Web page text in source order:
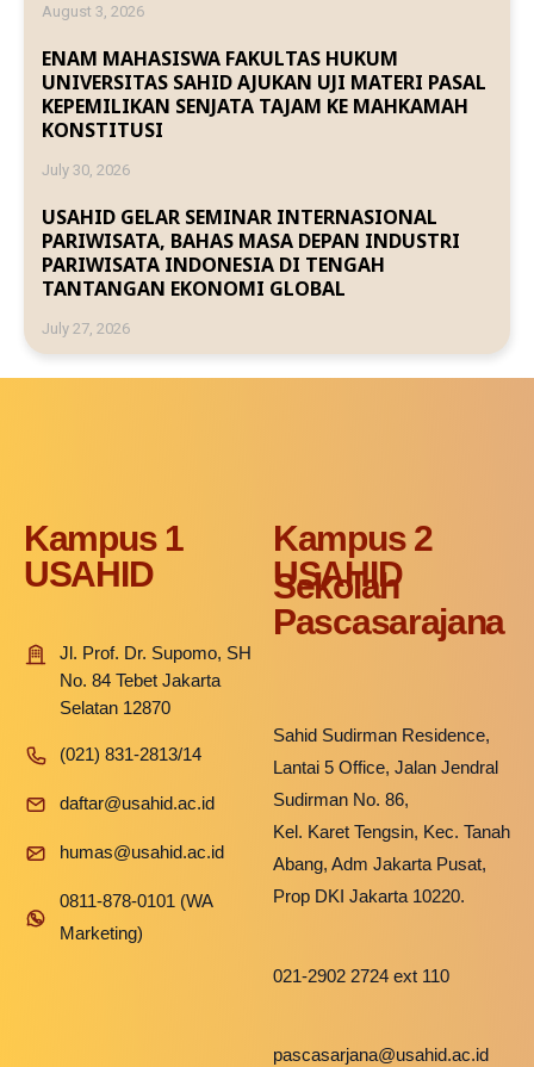
August 3, 2026
ENAM MAHASISWA FAKULTAS HUKUM
UNIVERSITAS SAHID AJUKAN UJI MATERI PASAL
KEPEMILIKAN SENJATA TAJAM KE MAHKAMAH
KONSTITUSI
July 30, 2026
USAHID GELAR SEMINAR INTERNASIONAL
PARIWISATA, BAHAS MASA DEPAN INDUSTRI
PARIWISATA INDONESIA DI TENGAH
TANTANGAN EKONOMI GLOBAL
July 27, 2026
Kampus 1
USAHID
Jl. Prof. Dr. Supomo, SH
No. 84 Tebet Jakarta
Selatan 12870
(021) 831-2813/14
daftar@usahid.ac.id
humas@usahid.ac.id
0811-878-0101 (WA
Marketing)
Kampus 2
USAHID
Sekolah
Pascasarajana
Sahid Sudirman Residence,
Lantai 5 Office, Jalan Jendral
Sudirman No. 86,
Kel. Karet Tengsin, Kec. Tanah
Abang, Adm Jakarta Pusat,
Prop DKI Jakarta 10220.
021-2902 2724 ext 110
pascasarjana@usahid.ac.id